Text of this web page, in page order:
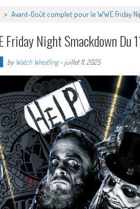
> Avant-Goût complet pour le WWE Friday
Friday Night Smackdown Du
by Watch Wrestling- juillet 11, 2025